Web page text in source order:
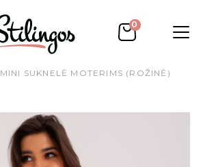
0
MINI SUKNELĖ MOTERIMS (ROŽINĖ)